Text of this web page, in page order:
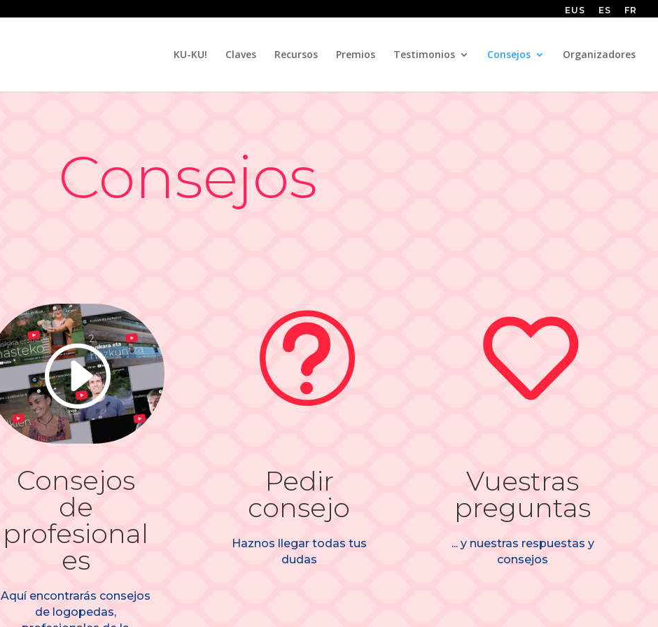
EUS ES FR
KU-KU! Claves Recursos Premios Testimonios Consejos Organizadores
Consejos
I
Consejos
de
profesional
es
Aquí encontrarás consejos
de logopedas,
t
Pedir
consejo
Haznos llegar todas tus
dudas

Vuestras
preguntas
... y nuestras respuestas y
consejos